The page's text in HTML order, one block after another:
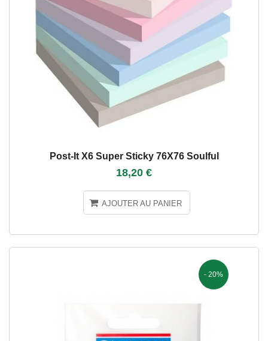
Post-It X6 Super Sticky 76X76 Soulful
18,20 €
AJOUTER AU PANIER
- 20%